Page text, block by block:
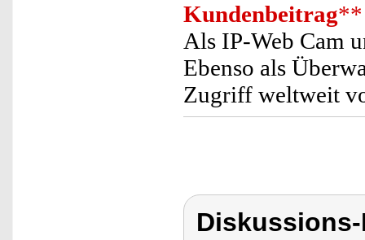
Kundenbeitrag**
Als IP-Web Cam
Ebenso als
Zugriff weltweit